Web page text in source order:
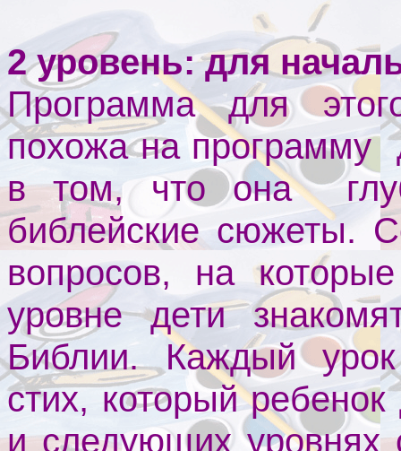
2 уровень: для
Программа для
похожа на программу
в том, что она
библейские сюжеты.
вопросов, на
уровне дети
Библии. Каждый
стих, который
и следующих уровнях